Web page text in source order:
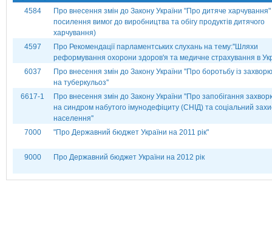
4584
Про внесення змін до Закону України "Про дитяче
посилення вимог до виробництва та обігу продуктів дитячого
харчування)
4597
Про Рекомендації парламентських слухань на тему:''Шляхи
реформування охорони здоров'я та медичне страхування в
6037
Про внесення змін до Закону України ''Про боротьбу із
на туберкульоз''
6617-1
Про внесення змін до Закону України ''Про запобігання
на синдром набутого імунодефіциту (СНІД) та соціальний
населення''
7000
"Про Державний бюджет України на 2011 рік"
9000 Про Державний бюджет України на 2012 рік